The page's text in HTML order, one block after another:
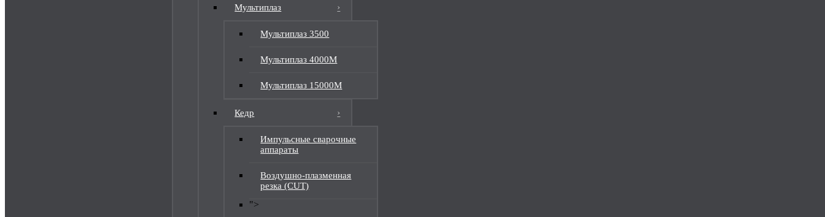
Мультиплаз
Мультиплаз 3500
Мультиплаз 4000М
Мультиплаз 15000М
Кедр
Импульсные сварочные
аппараты
Воздушно-плазменная
резка (CUT)
">